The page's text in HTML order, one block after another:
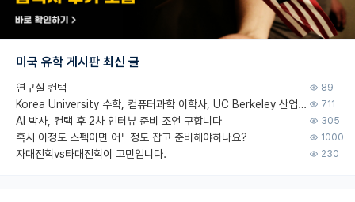
미국 유학 게시판 최신 글
연구실 컨택 89
Korea University 수학, 컴퓨터과학 이학사, UC Berkeley 산업공학 대학원 공학박사가 되는 것은 쉽지 않겠죠? 711
AI 박사, 컨택 후 2차 인터뷰 준비 조언 구합니다 305
혹시 이정도 스펙이면 어느정도 잡고 준비해야하나요? 1000
자대진학vs타대진학이 고민입니다. 230